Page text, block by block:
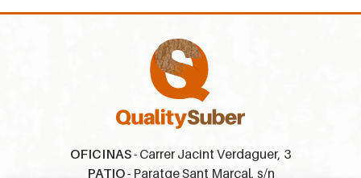
OFICINAS- Carrer Jacint Verdaguer, 3
PATIO- Paratge Sant Marçal, s/n